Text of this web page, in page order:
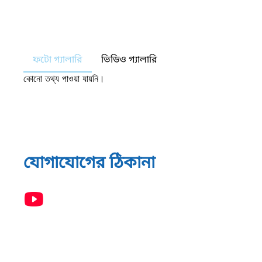
ফটো গ্যালারি ভিডিও গ্যালারি
কোনো তথ্য পাওয়া যায়নি।
যোগাযোগের ঠিকানা